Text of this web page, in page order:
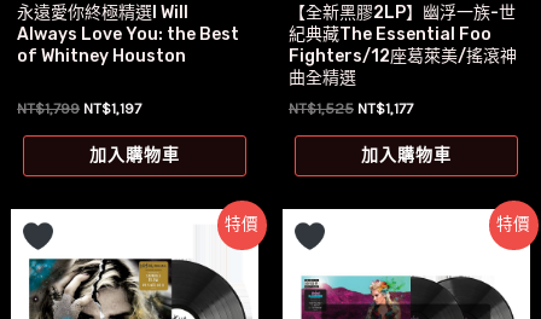
永遠愛你終極精選I Will
Always Love You: the Best
of Whitney Houston
NT$1,799 原
價
格：
NT$1,197目
價
格：
加入購物車
【全新黑膠2LP】幽浮一族-世
紀典藏The Essential Foo
Fighters/12座葛萊美/搖滾神
曲全精選
NT$1,525 原
價
格：
NT$1,177目
價
格：
加入購物車
特價 特價